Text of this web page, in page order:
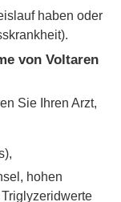
haben oder
von Voltaren
Sie Ihren Arzt,
hohen